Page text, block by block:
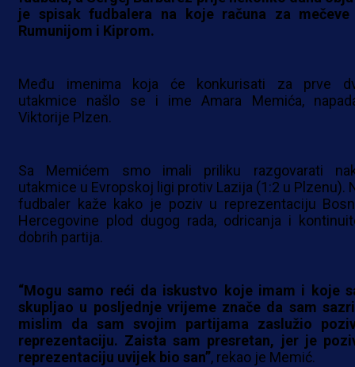
je spisak fudbalera na koje računa za mečeve
Rumunijom i Kiprom.
Među imenima koja će konkurisati za prve
utakmice našlo se i ime Amara Memića,
Viktorije Plzen.
Sa Memićem smo imali priliku razgovarati
utakmice u Evropskoj ligi protiv Lazija (1:2 u Plzenu).
fudbaler kaže kako je poziv u reprezentaciju
Hercegovine plod dugog rada, odricanja i
dobrih partija.
“Mogu samo reći da iskustvo koje imam i koje
skupljao u posljednje vrijeme znače da sam
mislim da sam svojim partijama zaslužio
reprezentaciju. Zaista sam presretan, jer je
reprezentaciju uvijek bio san”, rekao je Memić.